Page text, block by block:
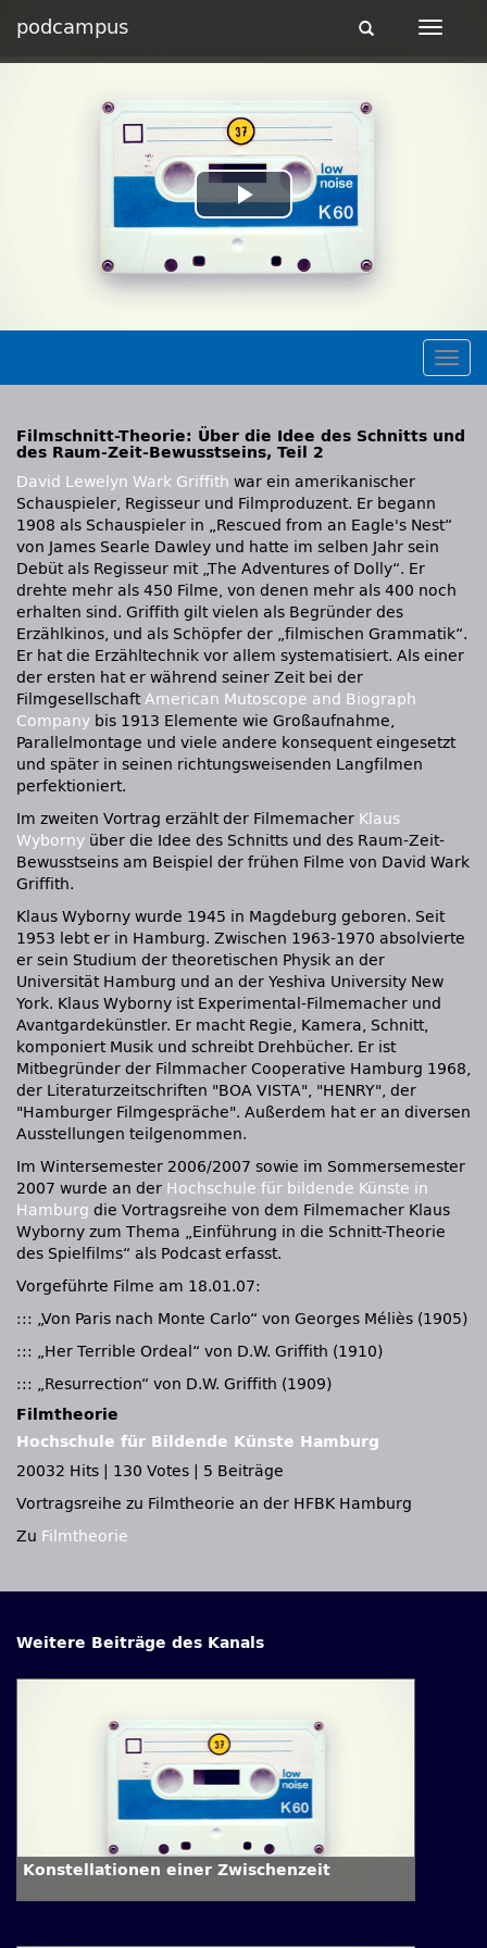
podcampus
Toggle
Toggle
Play
Video
Filmschnitt-Theorie: Über die Idee des Schnitts und
des Raum-Zeit-Bewusstseins, Teil 2
David Lewelyn Wark Griffith war ein amerikanischer
Schauspieler, Regisseur und Filmproduzent. Er begann
1908 als Schauspieler in „Rescued from an Eagle's Nest“
von James Searle Dawley und hatte im selben Jahr sein
Debüt als Regisseur mit „The Adventures of Dolly“. Er
drehte mehr als 450 Filme, von denen mehr als 400 noch
erhalten sind. Griffith gilt vielen als Begründer des
Erzählkinos, und als Schöpfer der „filmischen Grammatik“.
Er hat die Erzähltechnik vor allem systematisiert. Als einer
der ersten hat er während seiner Zeit bei der
FilmgesellschaftAmerican Mutoscope and Biograph
Company bis 1913 Elemente wie Großaufnahme,
Parallelmontage und viele andere konsequent eingesetzt
und später in seinen richtungsweisenden Langfilmen
perfektioniert.
Im zweiten Vortrag erzählt der Filmemacher Klaus
Wyborny über die Idee des Schnitts und des Raum-Zeit-
Bewusstseins am Beispiel der frühen Filme von David Wark
Griffith.
Klaus Wyborny wurde 1945 in Magdeburg geboren. Seit
1953 lebt er in Hamburg. Zwischen 1963-1970 absolvierte
er sein Studium der theoretischen Physik an der
Universität Hamburg und an der Yeshiva University New
York. Klaus Wyborny ist Experimental-Filmemacher und
Avantgardekünstler. Er macht Regie, Kamera, Schnitt,
komponiert Musik und schreibt Drehbücher. Er ist
Mitbegründer der Filmmacher Cooperative Hamburg 1968,
der Literaturzeitschriften
BOA VISTA , HENRY , der
Hamburger Filmgespräche . Außerdem hat er an diversen
Ausstellungen teilgenommen.
Im Wintersemester 2006/2007 sowie im Sommersemester
2007 wurde an der Hochschule für bildende Künste in
Hamburg die Vortragsreihe von dem Filmemacher Klaus
Wyborny zum Thema „Einführung in die Schnitt-Theorie
des Spielfilms“ als Podcast erfasst.
Vorgeführte Filme am 18.01.07:
::: „Von Paris nach Monte Carlo“ von Georges Méliès (1905)
::: „Her Terrible Ordeal“ von D.W. Griffith (1910)
::: „Resurrection“ von D.W. Griffith (1909)
Filmtheorie
Hochschule für Bildende Künste Hamburg
20032 Hits
130 Votes
5 Beiträge
Vortragsreihe zu Filmtheorie an der HFBK Hamburg
Zu Filmtheorie
Weitere Beiträge des Kanals
Konstellationen einer Zwischenzeit